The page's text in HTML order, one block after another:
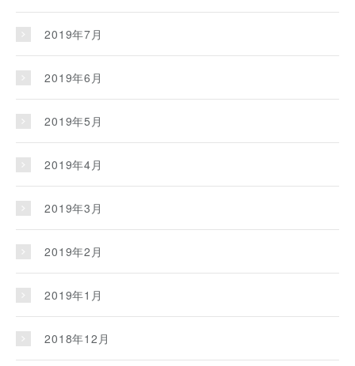
2019年7月
2019年6月
2019年5月
2019年4月
2019年3月
2019年2月
2019年1月
2018年12月